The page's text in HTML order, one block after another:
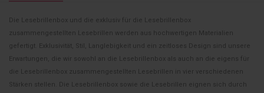
Die Lesebrillenbox und die exklusiv für die Lesebrillenbox
zusammengestellten Lesebrillen werden aus hochwertigen Materialien
gefertigt. Exklusivität, Stil, Langlebigkeit und ein zeitloses Design sind unsere
Erwartungen, die wir sowohl an die Lesebrillenbox als auch an die eigens für
die Lesebrillenbox zusammengestellten Lesebrillen in vier verschiedenen
Stärken stellen. Die Lesebrillenbox sowie die Lesebrillen eignen sich durch